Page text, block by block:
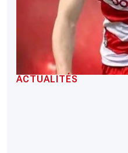
ACTUALITÉS